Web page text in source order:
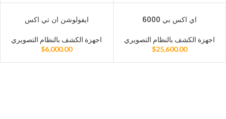
اي اكس بي 6000
اجهزة الكشف بالنظام التصويري
$25,600.00
ايفولوشن ان تي اكس
اجهزة الكشف بالنظام التصويري
$6,000.00